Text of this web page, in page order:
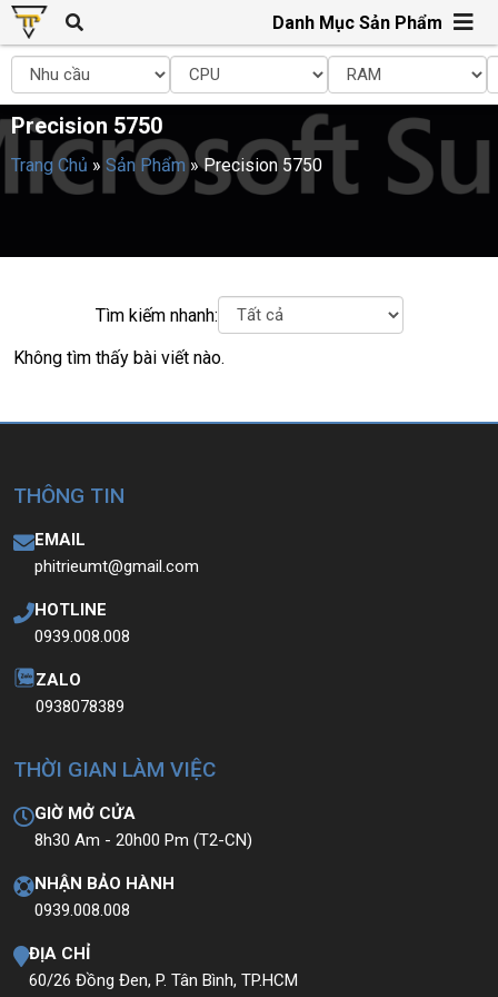
Danh Mục Sản Phẩm
Precision 5750
Trang Chủ » Sản Phẩm »Precision 5750
Tìm kiếm nhanh:
Không tìm thấy bài viết nào.
THÔNG TIN
EMAIL
phitrieumt@gmail.com
HOTLINE
0939.008.008
ZALO
0938078389
THỜI GIAN LÀM VIỆC
GIỜ MỞ CỬA
8h30 Am - 20h00 Pm (T2-CN)
NHẬN BẢO HÀNH
0939.008.008
ĐỊA CHỈ
60/26 Đồng Đen, P. Tân Bình, TP.HCM